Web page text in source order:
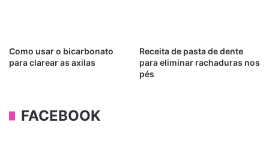
Como usar o bicarbonato
para clarear as axilas
Receita de pasta de dente
para eliminar rachaduras nos
pés
FACEBOOK